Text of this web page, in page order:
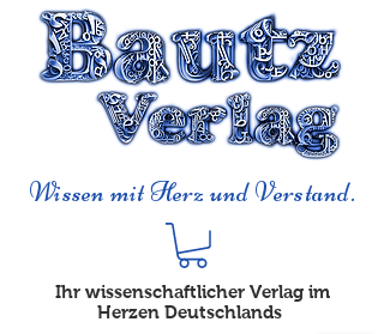
Wissen mit Herz und Verstand.
Ihr wissenschaftlicher Verlag im
Herzen Deutschlands